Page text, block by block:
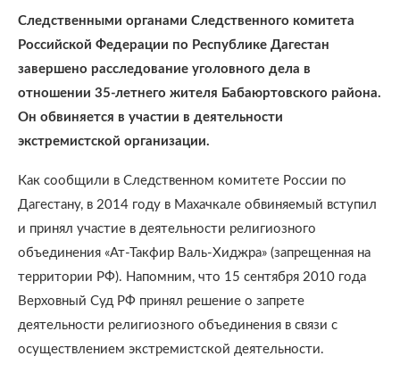
Следственными органами Следственного комитета
Российской Федерации по Республике Дагестан
завершено расследование уголовного дела в
отношении 35-летнего жителя Бабаюртовского района.
Он обвиняется в участии в деятельности
экстремистской организации.
Как сообщили в Следственном комитете России по
Дагестану, в 2014 году в Махачкале обвиняемый вступил
и принял участие в деятельности религиозного
объединения «Ат-Такфир Валь-Хиджра» (запрещенная на
территории РФ). Напомним, что 15 сентября 2010 года
Верховный Суд РФ принял решение о запрете
деятельности религиозного объединения в связи с
осуществлением экстремистской деятельности.